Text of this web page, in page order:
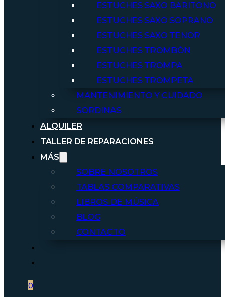
ESTUCHES SAXO BARITONO
ESTUCHES SAXO SOPRANO
ESTUCHES SAXO TENOR
ESTUCHES TROMBÓN
ESTUCHES TROMPA
ESTUCHES TROMPETA
MANTENIMIENTO Y CUIDADO
SORDINAS
ALQUILER
TALLER DE REPARACIONES
MÁS
SOBRE NOSOTROS
TABLAS COMPARATIVAS
LIBROS DE MÚSICA
BLOG
CONTACTO
0